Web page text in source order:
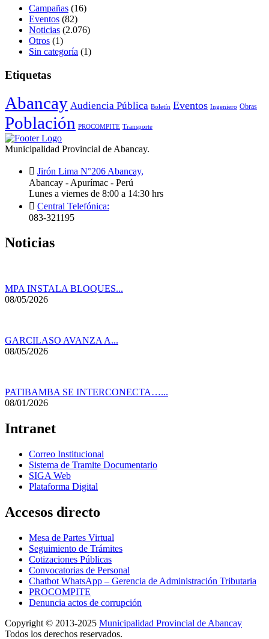
Campañas (16)
Eventos (82)
Noticias (2.076)
Otros (1)
Sin categoría (1)
Etiquetas
Abancay Audiencia Pública Boletín Eventos Ingeniero Obras
Población PROCOMPITE Transporte
Municipalidad Provincial de Abancay.
Jirón Lima N°206 Abancay,
Abancay - Apurímac - Perú
Lunes a viernes de 8:00 a 14:30 hrs
Central Telefónica:
083-321195
Noticias
MPA INSTALA BLOQUES...
08/05/2026
GARCILASO AVANZA A...
08/05/2026
PATIBAMBA SE INTERCONECTA…...
08/01/2026
Intranet
Correo Institucional
Sistema de Tramite Documentario
SIGA Web
Plataforma Digital
Accesos directo
Mesa de Partes Virtual
Seguimiento de Trámites
Cotizaciones Públicas
Convocatorias de Personal
Chatbot WhatsApp – Gerencia de Administración Tributaria
PROCOMPITE
Denuncia actos de corrupción
Copyright © 2013-2025 Municipalidad Provincial de Abancay
Todos los derechos reservados.